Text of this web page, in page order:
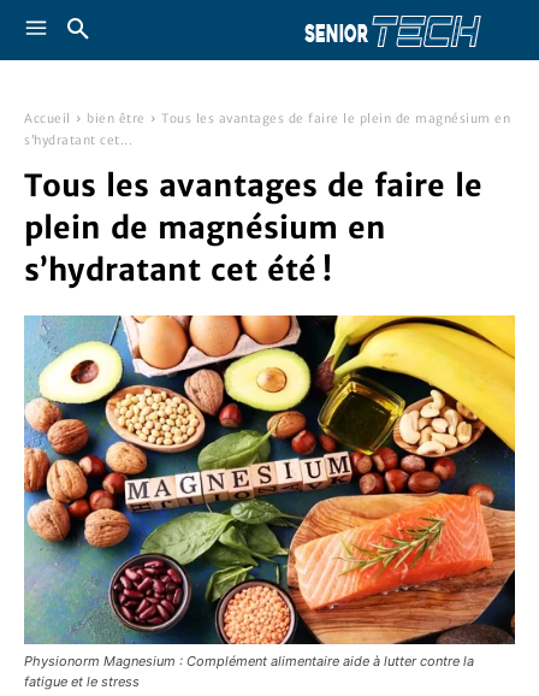
Accueil bien être
Tous les avantages de faire le plein de magnésium en
s’hydratant cet...
Tous les avantages de faire le
plein de magnésium en
s’hydratant cet été !
Physionorm Magnesium : Complément alimentaire aide à lutter contre la
fatigue et le stress